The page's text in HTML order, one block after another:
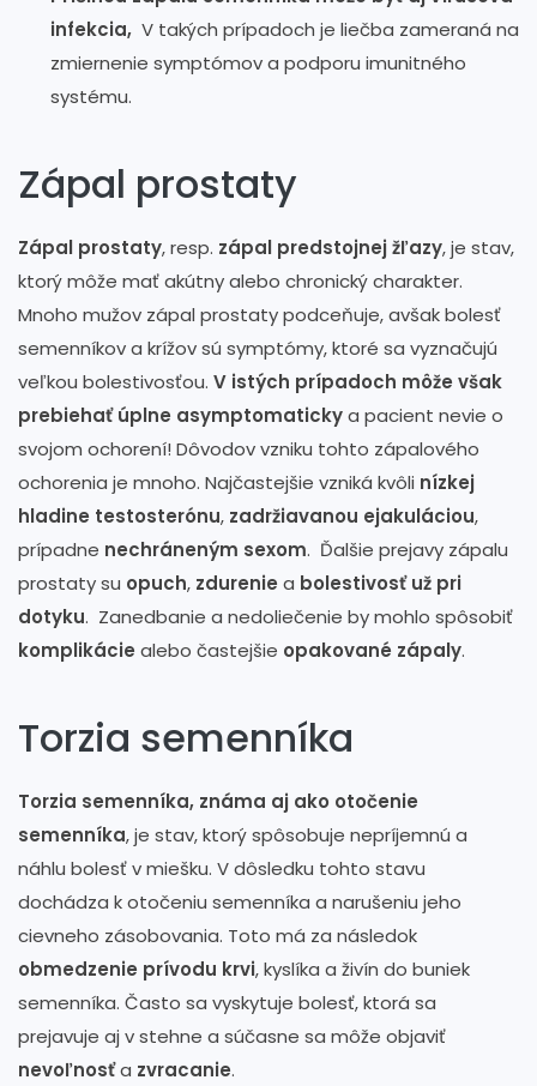
infekcia, V takých prípadoch je liečba zameraná na
zmiernenie symptómov a podporu imunitného
systému.
Zápal prostaty
Zápal prostaty, resp. zápal predstojnej žľazy, je stav,
ktorý môže mať akútny alebo chronický charakter.
Mnoho mužov zápal prostaty podceňuje, avšak bolesť
semenníkov a krížov sú symptómy, ktoré sa vyznačujú
veľkou bolestivosťou. V istých prípadoch môže však
prebiehať úplne asymptomatickya pacient nevie o
svojom ochorení! Dôvodov vzniku tohto zápalového
ochorenia je mnoho. Najčastejšie vzniká kvôli nízkej
hladine testosterónu, zadržiavanou ejakuláciou,
prípadne nechráneným sexom. Ďalšie prejavy zápalu
prostaty su opuch, zdurenie a bolestivosť už pri
dotyku. Zanedbanie a nedoliečenie by mohlo spôsobiť
komplikácie alebo častejšie opakované zápaly.
Torzia semenníka
Torzia semenníka, známa aj ako otočenie
semenníka, je stav, ktorý spôsobuje nepríjemnú a
náhlu bolesť v miešku. V dôsledku tohto stavu
dochádza k otočeniu semenníka a narušeniu jeho
cievneho zásobovania. Toto má za následok
obmedzenie prívodu krvi, kyslíka a živín do buniek
semenníka. Často sa vyskytuje bolesť, ktorá sa
prejavuje aj v stehne a súčasne sa môže objaviť
nevoľnosťa zvracanie.